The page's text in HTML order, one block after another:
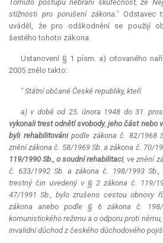
Tomuto postupu nebrání skutečnost, že
stížnosti pro porušení zákona."Odstavec
uváděl, že pro odškodnění se použijí
šestého tohoto zákona.
Ustanovení § 1 písm. a) citovaného
2005 znělo takto:
" Státní občané České republiky, kteří
a) v době od 25. února 1948 do 31.
vykonali trest odnětí svobody,jeho část nebo
byli rehabilitovánipodle zákona č. 82/1968
znění zákona č. 58/1969 Sb. a zákona č. 70/
119/1990 Sb., o soudní rehabilitaci, ve znění
č. 633/1992 Sb. a zákona č. 198/1993
trestný čin uvedený v § 2 zákona č. 119/
47/1991 Sb., bylo zrušeno cestou obnovy
zákona anebo podle § 6 zákona č. 198/
komunistického režimu a o odporu proti
invalidní důchod z českého důchodového